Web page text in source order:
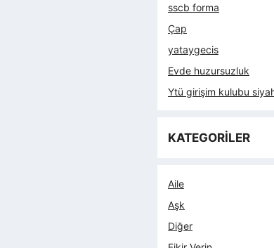
sscb forma
Çap
yataygecis
Evde huzursuzluk
Ytü girişim kulubu siyah
KATEGORİLER
Aile
Aşk
Diğer